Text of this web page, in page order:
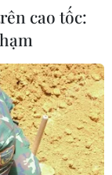
cao tốc: